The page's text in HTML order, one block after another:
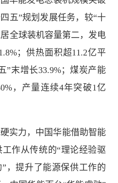
五”规划发展任务，较“十
全球装机容量第二，发电
；供热面积超11.2亿平
”末增长33.9%；煤炭产能
，产量连续4年突破1亿
实力，中国华能借助智能
作从传统的“理论经验驱
，提升了能源保供工作的